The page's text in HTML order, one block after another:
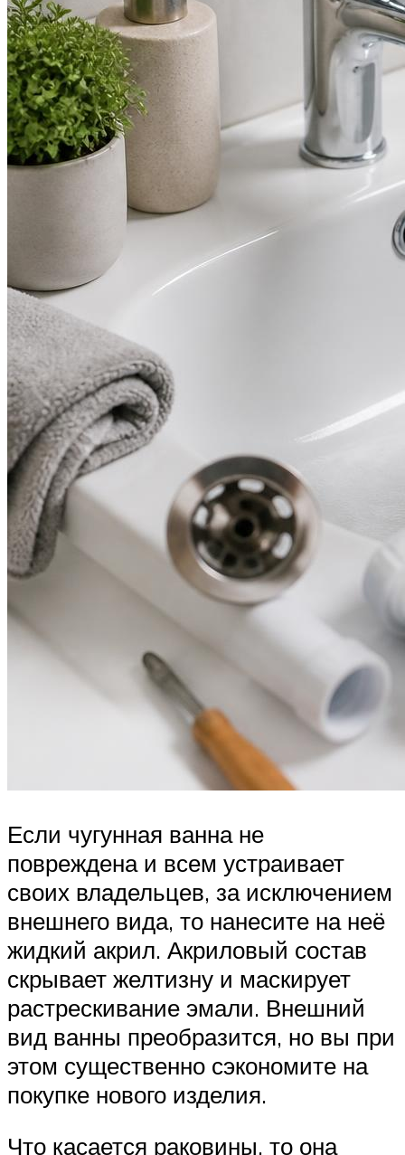
Если чугунная ванна не
повреждена и всем устраивает
своих владельцев, за исключением
внешнего вида, то нанесите на неё
жидкий акрил. Акриловый состав
скрывает желтизну и маскирует
растрескивание эмали. Внешний
вид ванны преобразится, но вы при
этом существенно сэкономите на
покупке нового изделия.
Что касается раковины, то она